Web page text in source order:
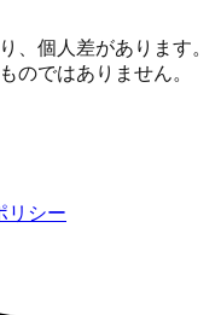
、個人差があります。
のではありません。
リシー